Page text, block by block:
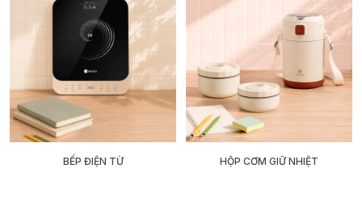
BẾP ĐIỆN TỪ HỘP CƠM GIỮ NHIỆT